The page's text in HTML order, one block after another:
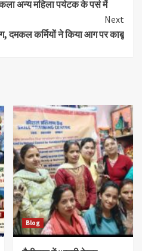
अन्य महिला पर्यटक के पर्स में
Next
दमकल कर्मियों ने किया आग पर काबू
Blog